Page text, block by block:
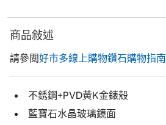
商品敍述
請參閲好市多線上購物鑽石購物指南
不銹鋼+PVD黃K金錶殼
藍寶石水晶玻璃鏡面